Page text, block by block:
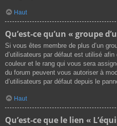
Haut
Qu’est-ce qu’un « groupe
Si vous êtes membre de plus d’un
d’utilisateurs par défaut est utilisé
couleur et le rang qui vous sera
du forum peuvent vous autoriser à
d’utilisateurs par défaut depuis le
Haut
Qu’est-ce que le lien «